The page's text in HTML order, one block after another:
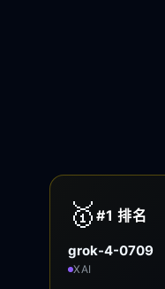
🥇 #1排名
grok-4-0709
XAI